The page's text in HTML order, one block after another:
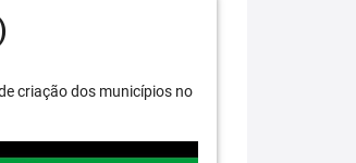
criação dos municípios no